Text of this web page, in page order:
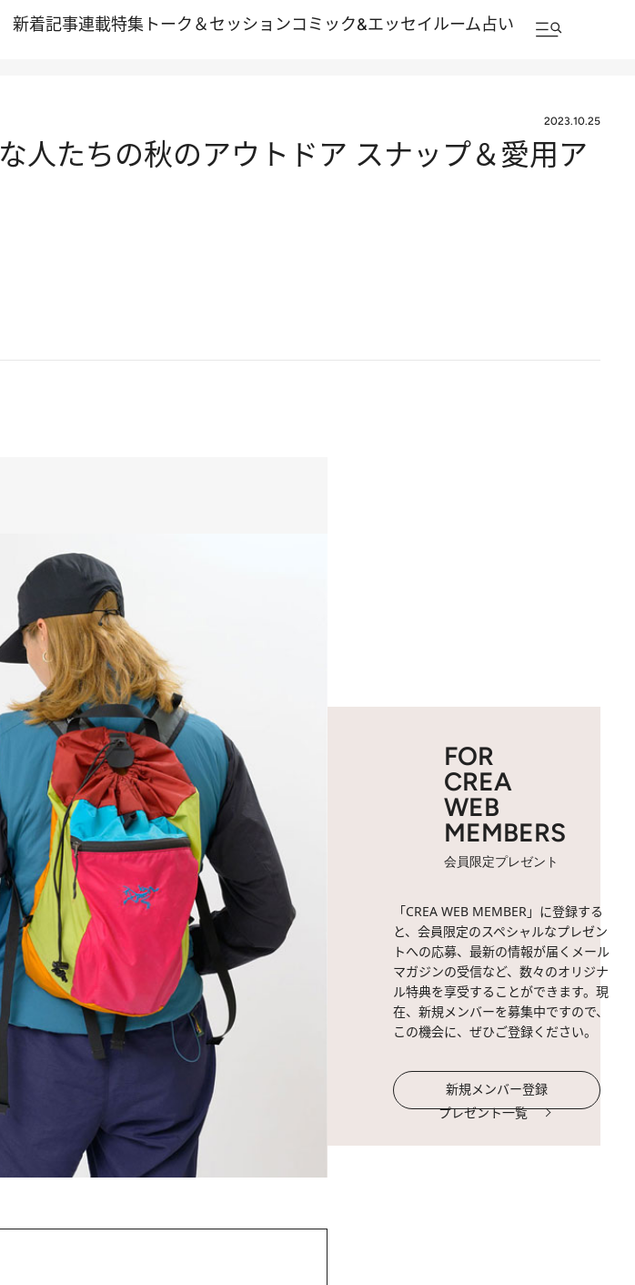
新着記事連載特集 トーク＆セッションコミック&エッセイルーム占い
2023.10.25
人たちの秋のアウトドア スナップ＆愛用ア
FOR
CREA
WEB
MEMBERS
会員限定プレゼント
「CREA WEB MEMBER」に登録する
と、会員限定のスペシャルなプレゼン
トへの応募、最新の情報が届くメール
マガジンの受信など、数々のオリジナ
ル特典を享受することができます。現
在、新規メンバーを募集中ですので、
この機会に、ぜひご登録ください。
新規メンバー登録
プレゼント一覧